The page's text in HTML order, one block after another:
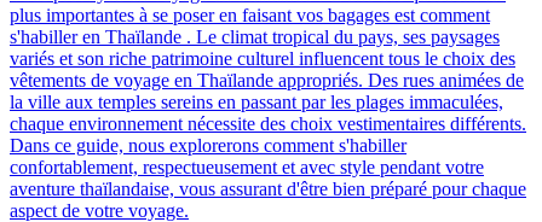
plus importantes à se poser en faisant vos bagages est comment
s'habiller en Thaïlande . Le climat tropical du pays, ses paysages
variés et son riche patrimoine culturel influencent tous le choix des
vêtements de voyage en Thaïlande appropriés. Des rues animées de
la ville aux temples sereins en passant par les plages immaculées,
chaque environnement nécessite des choix vestimentaires différents.
Dans ce guide, nous explorerons comment s'habiller
confortablement, respectueusement et avec style pendant votre
aventure thaïlandaise, vous assurant d'être bien préparé pour chaque
aspect de votre voyage.